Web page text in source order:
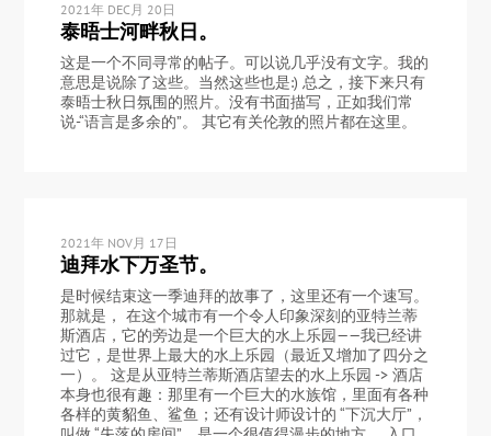
2021年 DEC月 20日
泰晤士河畔秋日。
这是一个不同寻常的帖子。可以说几乎没有文字。我的
意思是说除了这些。当然这些也是:) 总之，接下来只有
泰晤士秋日氛围的照片。没有书面描写，正如我们常
说-“语言是多余的”。 其它有关伦敦的照片都在这里。
2021年 NOV月 17日
迪拜水下万圣节。
是时候结束这一季迪拜的故事了，这里还有一个速写。
那就是， 在这个城市有一个令人印象深刻的亚特兰蒂
斯酒店，它的旁边是一个巨大的水上乐园——我已经讲
过它，是世界上最大的水上乐园（最近又增加了四分之
一）。 这是从亚特兰蒂斯酒店望去的水上乐园 -> 酒店
本身也很有趣：那里有一个巨大的水族馆，里面有各种
各样的黄貂鱼、鲨鱼；还有设计师设计的 “下沉大厅”，